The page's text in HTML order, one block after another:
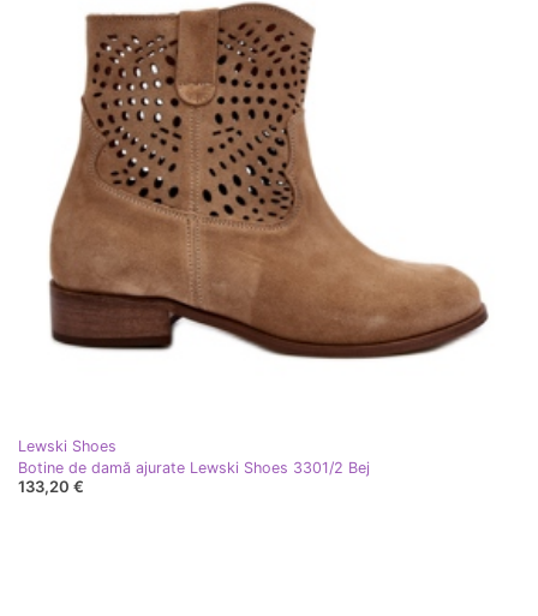
Lewski Shoes
Botine de damă ajurate Lewski Shoes 3301/2 Bej
133,20 €